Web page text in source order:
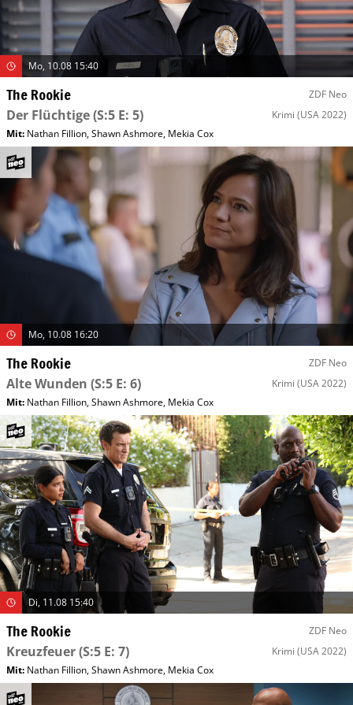
Mo, 10.08 15:40
The Rookie ZDF Neo
Der Flüchtige(S:5 E: 5) Krimi (USA 2022)
Mit: Nathan Fillion,Shawn Ashmore, Mekia Cox
Mo, 10.08 16:20
The Rookie ZDF Neo
Alte Wunden (S:5 E: 6) Krimi (USA 2022)
Mit: Nathan Fillion,Shawn Ashmore, Mekia Cox
Di, 11.08 15:40
The Rookie ZDF Neo
Kreuzfeuer(S:5 E: 7) Krimi (USA 2022)
Mit: Nathan Fillion,Shawn Ashmore, Mekia Cox